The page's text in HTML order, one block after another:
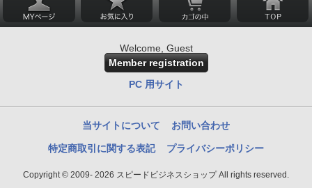
Welcome, Guest
Member registration
PC 用サイト
当サイトについて お問い合わせ
特定商取引に関する表記 プライバシーポリシー
Copyright © 2009- 2026 スピードビジネスショップ All rights reserved.